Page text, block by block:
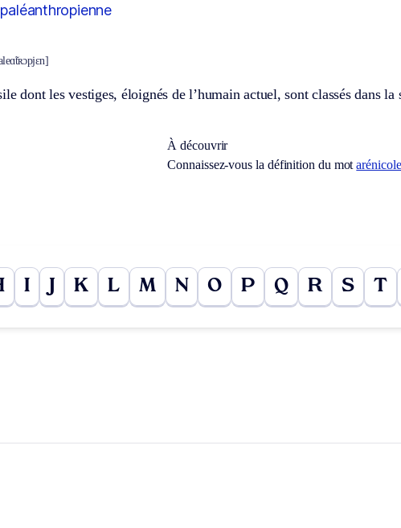
dont les vestiges, éloignés de l’humain actuel, sont classés dans la
À découvrir
Connaissez-vous la définition du motarénicole
I K L M N O P Q R S T